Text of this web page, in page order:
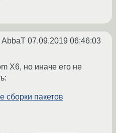
AbbaT 07.09.2019 06:46:03
X6, но иначе его не
сборки пакетов